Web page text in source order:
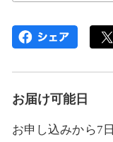
お届け可能日
お申し込みから7